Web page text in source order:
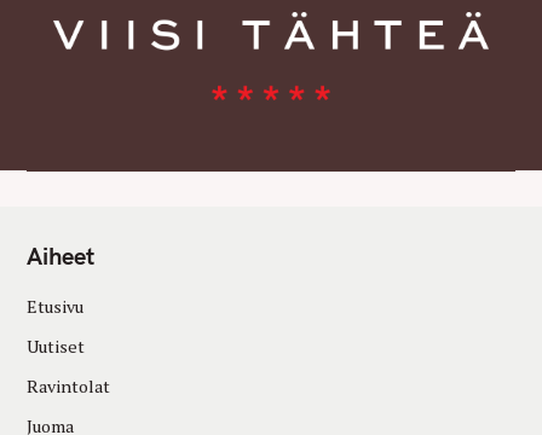
Aiheet
Etusivu
Uutiset
Ravintolat
Juoma